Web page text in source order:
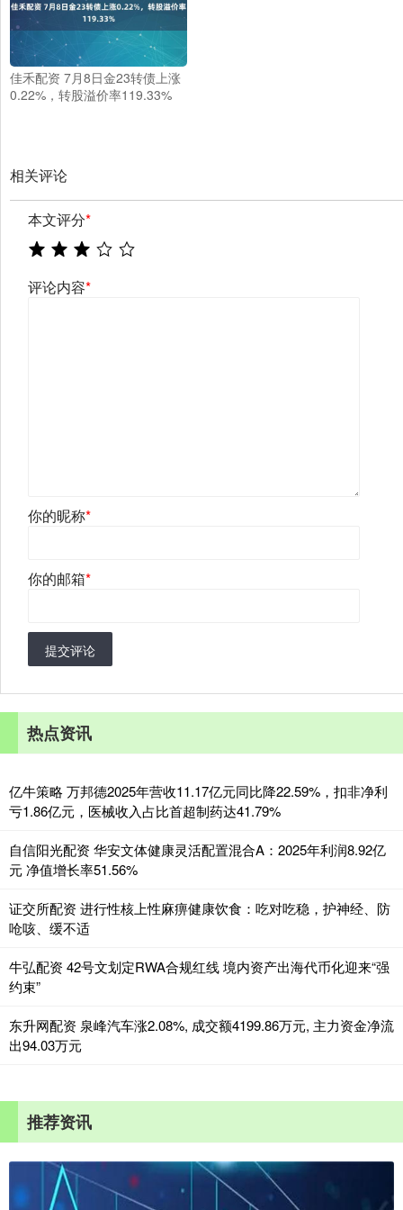
佳禾配资 7月8日金23转债上涨
0.22%，转股溢价率119.33%
相关评论
本文评分*
评论内容*
你的昵称*
你的邮箱*
提交评论
热点资讯
亿牛策略 万邦德2025年营收11.17亿元同比降22.59%，扣非净利
亏1.86亿元，医械收入占比首超制药达41.79%
自信阳光配资 华安文体健康灵活配置混合A：2025年利润8.92亿
元 净值增长率51.56%
证交所配资 进行性核上性麻痹健康饮食：吃对吃稳，护神经、防
呛咳、缓不适
牛弘配资 42号文划定RWA合规红线 境内资产出海代币化迎来“强
约束”
东升网配资 泉峰汽车涨2.08%, 成交额4199.86万元, 主力资金净流
出94.03万元
推荐资讯